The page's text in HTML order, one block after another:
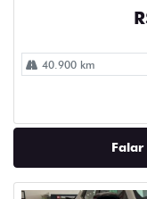
40.900 km
Falar